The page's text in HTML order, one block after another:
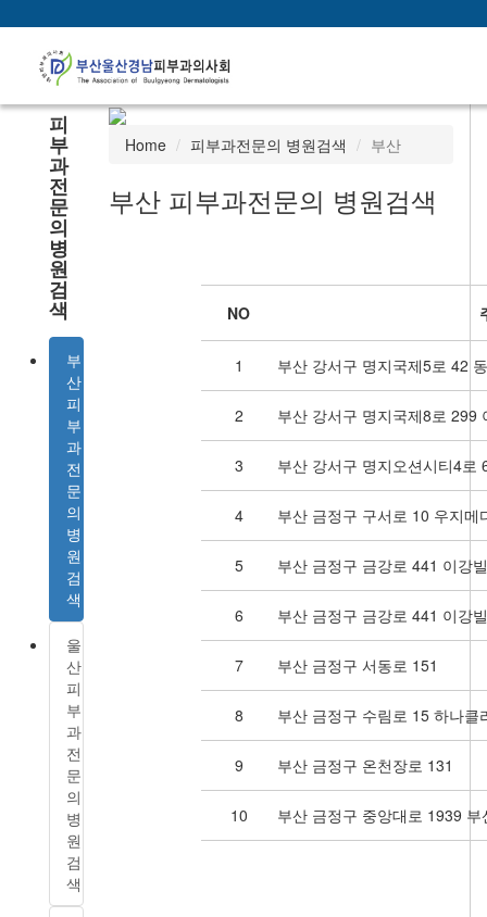
피
부
과
전
문
의
병
원
검
색
부
산
피
부
과
전
문
의
병
원
검
색
울
산
피
부
과
전
문
의
병
원
검
색
Home 피부과전문의 병원검색 부산
부산 피부과전문의 병원검색
NO
1 부산 강서구 명지국제5로 42
2 부산 강서구 명지국제8로 299
3 부산 강서구 명지오션시티4로
4 부산 금정구 구서로 10 우지메
5 부산 금정구 금강로 441 이강
6 부산 금정구 금강로 441 이강
7 부산 금정구 서동로 151
8 부산 금정구 수림로 15 하나클
9 부산 금정구 온천장로 131
10 부산 금정구 중앙대로 1939 부